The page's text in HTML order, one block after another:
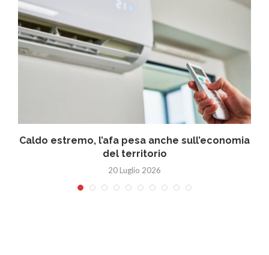
Caldo estremo, l’afa pesa anche sull’economia
del territorio
20 Luglio 2026